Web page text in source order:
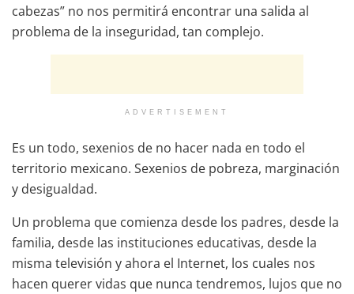
cabezas” no nos permitirá encontrar una salida al
problema de la inseguridad, tan complejo.
ADVERTISEMENT
Es un todo, sexenios de no hacer nada en todo el
territorio mexicano. Sexenios de pobreza, marginación
y desigualdad.
Un problema que comienza desde los padres, desde la
familia, desde las instituciones educativas, desde la
misma televisión y ahora el Internet, los cuales nos
hacen querer vidas que nunca tendremos, lujos que no